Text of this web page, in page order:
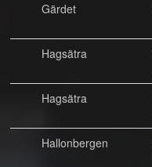
Gärdet
Hagsätra
Hagsätra
Hallonbergen